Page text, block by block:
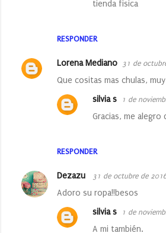
RESPONDER
tienda fisica
Lorena Mediano 31 de
Que cositas mas chulas,
RESPONDER
silvia s 1 de
Gracias, me
Dezazu 31 de octubre de
Adoro su ropa!!besos
silvia s 1 de
A mi también.